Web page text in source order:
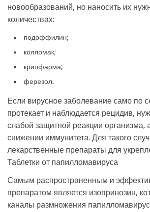
новообразований, но наносить их
количествах:
подоффилин;
колломак;
криофарма;
ферезол.
Если вирусное заболевание само по
протекает и наблюдается рецидив,
слабой защитной реакции организма,
снижении иммунитета. Для такого
лекарственные препараты для
Таблетки от папилломавируса
Самым распространенным и
препаратом является изопринозин,
каналы размножения